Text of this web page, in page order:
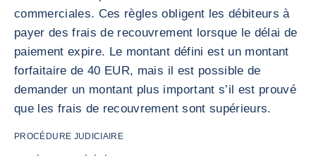
commerciales. Ces règles obligent les débiteurs à
payer des frais de recouvrement lorsque le délai de
paiement expire. Le montant défini est un montant
forfaitaire de 40 EUR, mais il est possible de
demander un montant plus important s’il est prouvé
que les frais de recouvrement sont supérieurs.
PROCÉDURE JUDICIAIRE